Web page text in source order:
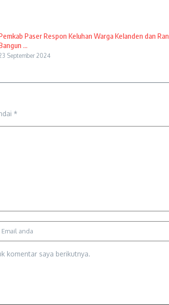
Paser Respon Keluhan Warga Kelanden dan
...
September 2024
*
komentar saya berikutnya.